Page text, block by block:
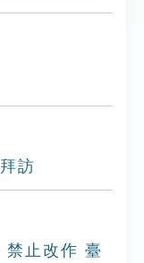
訪
止改作 臺